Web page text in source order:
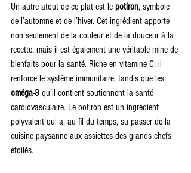
Un autre atout de ce plat est le potiron, symbole
de l’automne et de l’hiver. Cet ingrédient apporte
non seulement de la couleur et de la douceur à la
recette, mais il est également une véritable mine de
bienfaits pour la santé. Riche en vitamine C, il
renforce le système immunitaire, tandis que les
oméga-3 qu’il contient soutiennent la santé
cardiovasculaire. Le potiron est un ingrédient
polyvalent qui a, au fil du temps, su passer de la
cuisine paysanne aux assiettes des grands chefs
étoilés.